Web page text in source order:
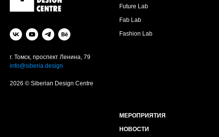
г. Томск, проспект Ленина, 79
info@siberia.design
2026 © Siberian Design Centre
Future Lab
Fab Lab
Fashion Lab
МЕРОПРИЯТИЯ
НОВОСТИ